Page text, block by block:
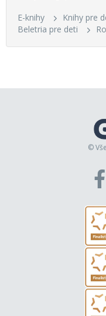
E-knihy
Knihy pre
Beletria pre deti
©